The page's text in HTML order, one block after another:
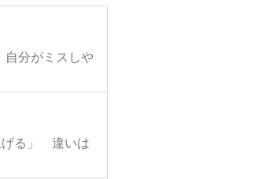
自分がミスしや
げる」 違いは